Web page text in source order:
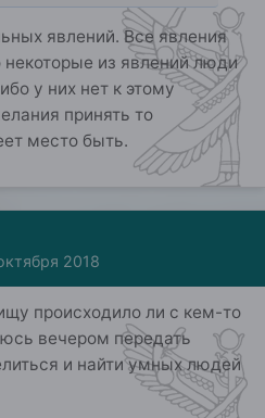
явлений. Все явления
из явлений люди
у них нет к этому
принять то
место быть.
2018
происходило ли с кем-то
вечером передать
и найти умных людей